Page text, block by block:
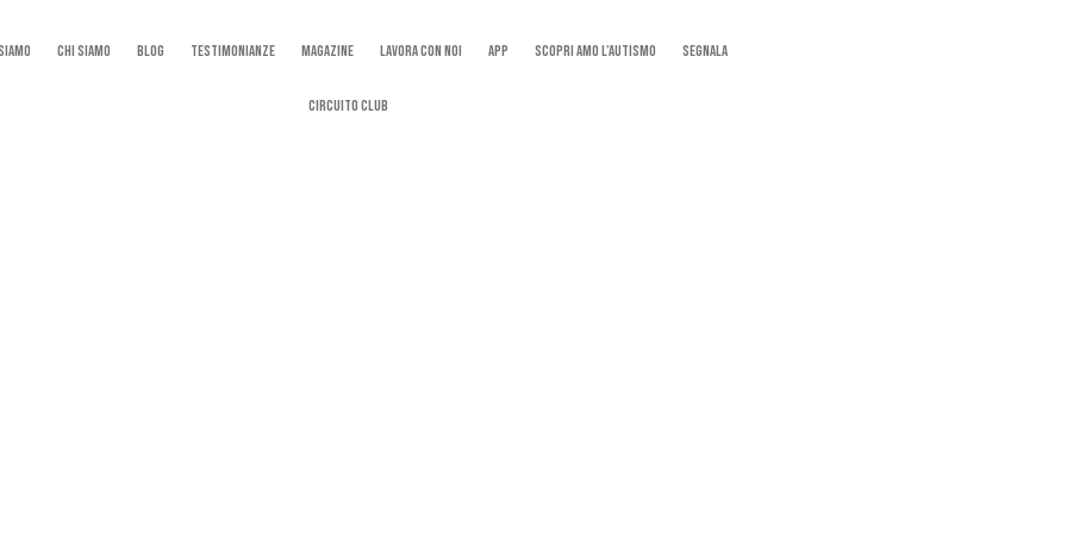
Chi Siamo Blog Testimonianze Magazine Lavora con noi App SCOPRI AMO L’AUTISMO Segnala
Circuito Club